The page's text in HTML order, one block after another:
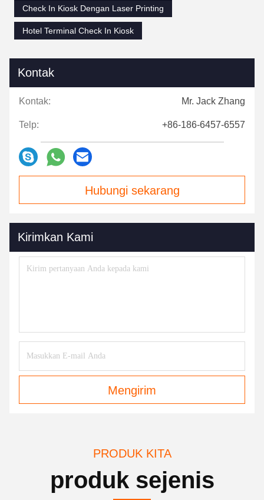
Check In Kiosk Dengan Laser Printing
Hotel Terminal Check In Kiosk
Kontak
Kontak: Mr. Jack Zhang
Telp: +86-186-6457-6557
Hubungi sekarang
Kirimkan Kami
Mengirim
PRODUK KITA
produk sejenis